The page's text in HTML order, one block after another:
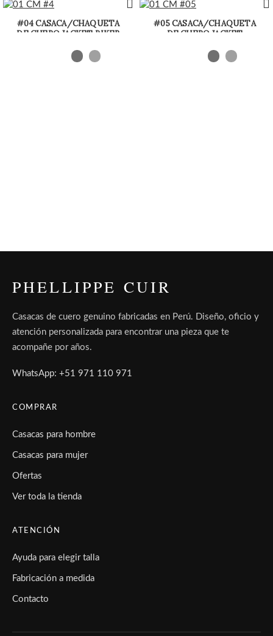
#04 CASACA/CHAQUETA
DE CUERO JACKET BIKER
#05 CASACA/CHAQUETA
DE CUERO JACKET
PHELLIPPE CUIR
Casacas de cuero genuino fabricadas en Perú. Diseño, oficio y
atención personalizada para encontrar una pieza que te
acompañe por años.
WhatsApp: +51 971 110 971
COMPRAR
Casacas para hombre
Casacas para mujer
Ofertas
Ver toda la tienda
ATENCIÓN
Ayuda para elegir talla
Fabricación a medida
Contacto